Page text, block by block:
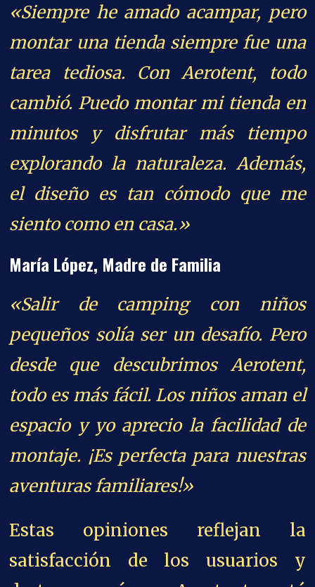
«Siempre he amado acampar, pero
montar una tienda siempre fue una
tarea tediosa. Con Aerotent, todo
cambió. Puedo montar mi tienda en
minutos y disfrutar más tiempo
explorando la naturaleza. Además,
el diseño es tan cómodo que me
siento como en casa.»
María López, Madre de Familia
«Salir de camping con niños
pequeños solía ser un desafío. Pero
desde que descubrimos Aerotent,
todo es más fácil. Los niños aman el
espacio y yo aprecio la facilidad de
montaje. ¡Es perfecta para nuestras
aventuras familiares!»
Estas opiniones reflejan la
satisfacción de los usuarios y